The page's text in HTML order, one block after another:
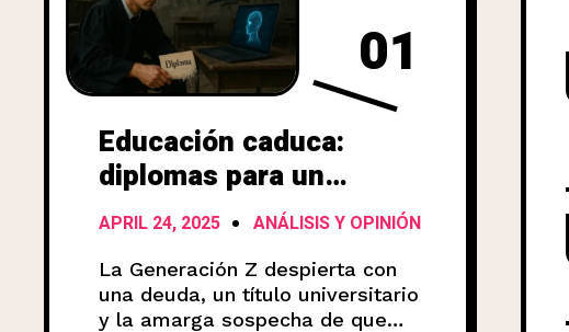
01
Educación caduca:
diplomas para un
mundo que ya no existe
APRIL 24, 2025 ANÁLISIS Y OPINIÓN
La Generación Z despierta con
una deuda, un título universitario
y la amarga sospecha de que